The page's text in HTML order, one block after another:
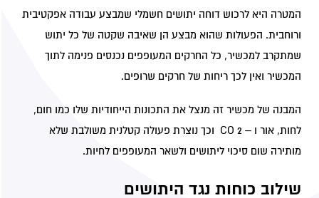
המטרה היא לרכוש דוחה יתושים חשמלי שמבצע עבודה אפקטיבית
ורוחבית. הפעולות שהוא מבצע הן שאיבה שקטה של כל יתוש
שמתקרב למכשיר, כל החרקים המעופפים נכנסים פנימה לתוך
המכשיר ואין לכך ריחות של חרקים שרופים.
המבנה של מכשיר זה מנצל את התכונות הייחודיות שלו כמו חום,
לחות, אור ו – 2 CO וכך נוצרת פעולה קטלנית משולבת שלא
מותירה שום סיכוי ליתושים ולשאר המעופפים לחיות.
שילוב כוחות נגד היתושים
חוויית
לקוח
שהאתר
בצורה
הטובה
במהלך
תבחר שלא